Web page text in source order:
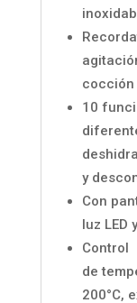
cocción
10
y
Con
luz LED
Control
de
200°C,